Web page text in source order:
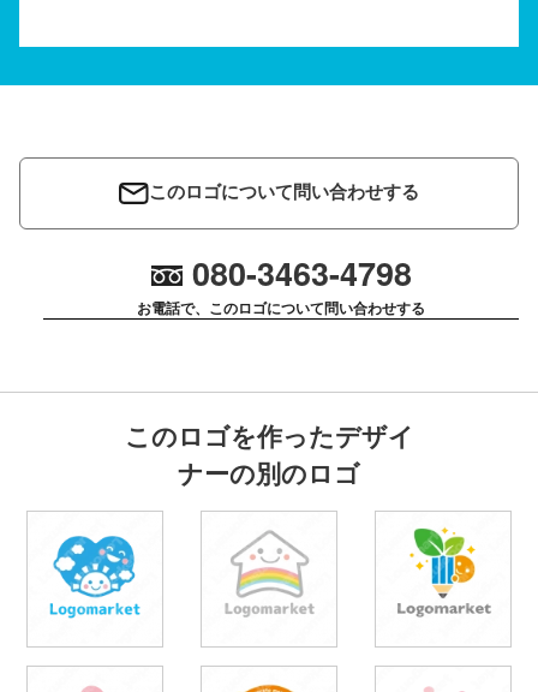
このロゴについて問い合わせする
080-3463-4798
お電話で、このロゴについて問い合わせする
このロゴを作ったデザイ
ナーの別のロゴ